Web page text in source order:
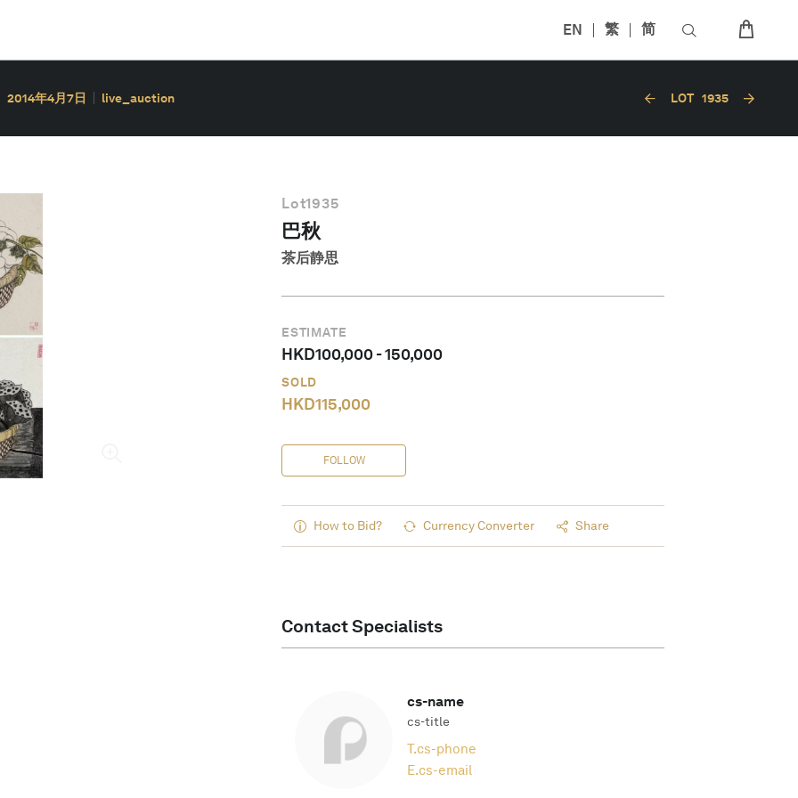
EN 繁 简
2014年4月7日 live_auction LOT 1935
Lot1935
巴秋
茶后静思
ESTIMATE
HKD100,000-150,000
SOLD
HKD115,000
FOLLOW
How to Bid? Currency Converter Share
Contact Specialists
cs-name
cs-title
T.cs-phone
E.cs-email